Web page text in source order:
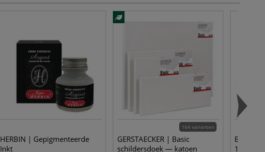
HERBIN | Gepigmenteerde
Inkt
164 varianten
GERSTAECKER | Basic
schildersdoek — katoen
BOTZ |
1100 °C